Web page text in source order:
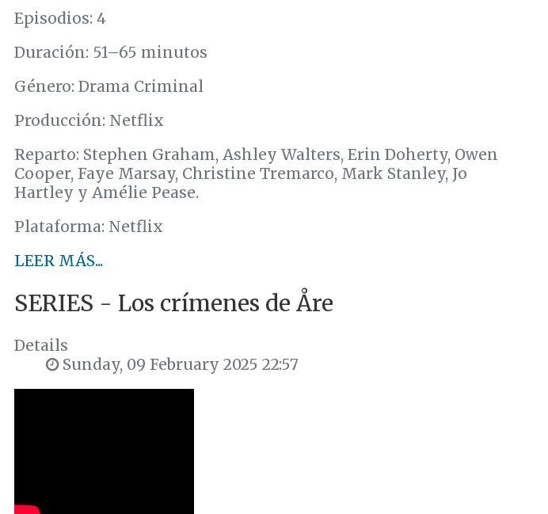
Episodios: 4
Duración: 51–65 minutos
Género: Drama Criminal
Producción: Netflix
Reparto: Stephen Graham, Ashley Walters, Erin Doherty, Owen
Cooper, Faye Marsay, Christine Tremarco, Mark Stanley, Jo
Hartley y Amélie Pease.
Plataforma: Netflix
LEER MÁS...
SERIES - Los crímenes de Åre
Details
Sunday, 09 February 2025 22:57